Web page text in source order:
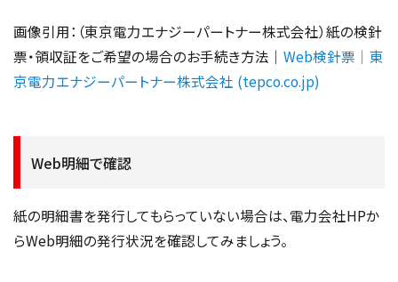
画像引用：（東京電力エナジーパートナー株式会社）紙の検針
票・領収証をご希望の場合のお手続き方法｜ Web検針票｜東
京電力エナジーパートナー株式会社 (tepco.co.jp)
Web明細で確認
紙の明細書を発行してもらっていない場合は、電力会社HPか
らWeb明細の発行状況を確認してみましょう。